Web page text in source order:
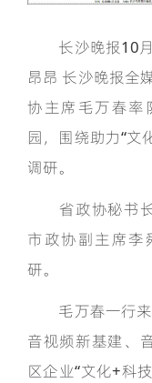
长沙晚报10月
昂昂 长沙晚报全
协主席毛万春率
园，围绕助力“文
调研。
省政协秘书长
市政协副主席李
研。
毛万春一行来
音视频新基建、
区企业“文化+科